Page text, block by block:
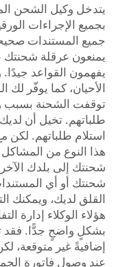
يتدخل وكيل الشحن
بجميع الإجراءات
جميع المستندات
يمنعون عرقلة شحنتك
يفهمون القواعد
الأحيان، كما يوفّر لك
توقفت الشحنة بسبب
طلباتهم. تخيل أن
استلام طلباتهم.
هذا النوع من المشاكل
شحنتك إلى بلدك
شحنتك أو أي
القلق لديك، ويمكنك
هؤلاء الوكلاء إدارة
بشكلٍ واضحٍ جدًّا. فقد
إضافيةً غير متوقعة،